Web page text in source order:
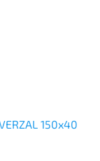
150x40